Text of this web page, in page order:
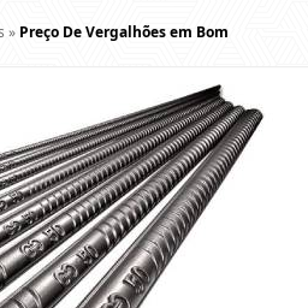
» Preço De Vergalhões em Bom